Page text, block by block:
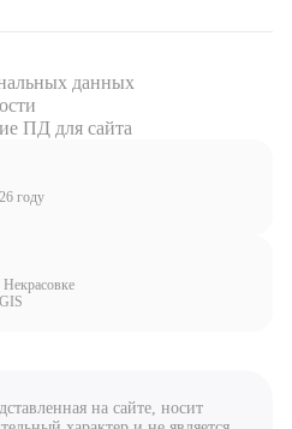
данных
ПД для сайта
году
на сайте, носит